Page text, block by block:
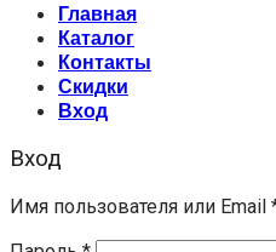
Главная
Каталог
Контакты
Скидки
Вход
Вход
Имя пользователя или Email